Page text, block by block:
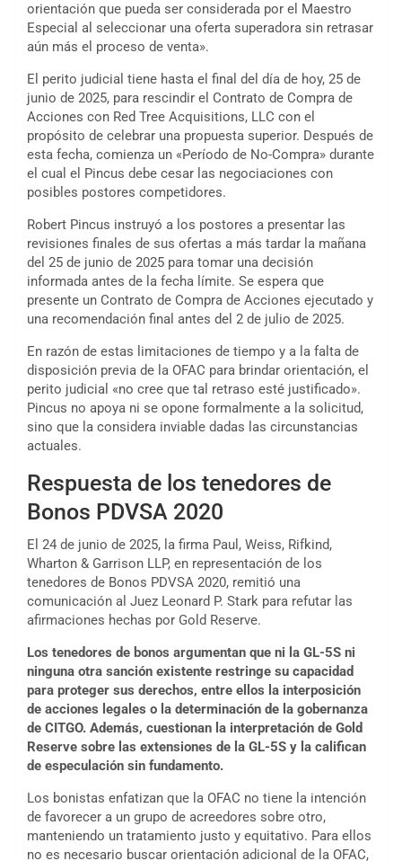
orientación que pueda ser considerada por el Maestro
Especial al seleccionar una oferta superadora sin retrasar
aún más el proceso de venta».
El perito judicial tiene hasta el final del día de hoy, 25 de
junio de 2025, para rescindir el Contrato de Compra de
Acciones con Red Tree Acquisitions, LLC con el
propósito de celebrar una propuesta superior. Después de
esta fecha, comienza un «Período de No-Compra» durante
el cual el Pincus debe cesar las negociaciones con
posibles postores competidores.
Robert Pincus instruyó a los postores a presentar las
revisiones finales de sus ofertas a más tardar la mañana
del 25 de junio de 2025 para tomar una decisión
informada antes de la fecha límite. Se espera que
presente un Contrato de Compra de Acciones ejecutado y
una recomendación final antes del 2 de julio de 2025.
En razón de estas limitaciones de tiempo y a la falta de
disposición previa de la OFAC para brindar orientación, el
perito judicial «no cree que tal retraso esté justificado».
Pincus no apoya ni se opone formalmente a la solicitud,
sino que la considera inviable dadas las circunstancias
actuales.
Respuesta de los tenedores de
Bonos PDVSA 2020
El 24 de junio de 2025, la firma Paul, Weiss, Rifkind,
Wharton & Garrison LLP, en representación de los
tenedores de Bonos PDVSA 2020, remitió una
comunicación al Juez Leonard P. Stark para refutar las
afirmaciones hechas por Gold Reserve.
Los tenedores de bonos argumentan que ni la GL-5S ni
ninguna otra sanción existente restringe su capacidad
para proteger sus derechos, entre ellos la interposición
de acciones legales o la determinación de la gobernanza
de CITGO. Además, cuestionan la interpretación de Gold
Reserve sobre las extensiones de la GL-5S y la califican
de especulación sin fundamento.
Los bonistas enfatizan que la OFAC no tiene la intención
de favorecer a un grupo de acreedores sobre otro,
manteniendo un tratamiento justo y equitativo. Para ellos
no es necesario buscar orientación adicional de la OFAC,